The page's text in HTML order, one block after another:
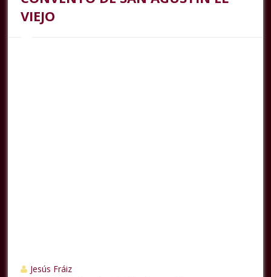
VIEJO
Jesús Fráiz